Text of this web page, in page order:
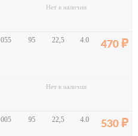
Нет в наличии
055 95 22,5 4.0 470
Нет в наличии
005 95 22,5 4.0 530